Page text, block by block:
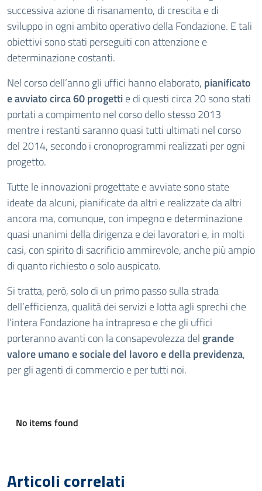
successiva azione di risanamento, di crescita e di
sviluppo in ogni ambito operativo della Fondazione. E tali
obiettivi sono stati perseguiti con attenzione e
determinazione costanti.
Nel corso dell’anno gli uffici hanno elaborato, pianificato
e avviato circa60 progettie di questi circa 20 sono stati
portati a compimento nel corso dello stesso 2013
mentre i restanti saranno quasi tutti ultimati nel corso
del 2014, secondo i cronoprogrammi realizzati per ogni
progetto.
Tutte le innovazioni progettate e avviate sono state
ideate da alcuni, pianificate da altri e realizzate da altri
ancora ma, comunque, con impegno e determinazione
quasi unanimi della dirigenza e dei lavoratori e, in molti
casi, con spirito di sacrificio ammirevole, anche più ampio
di quanto richiesto o solo auspicato.
Si tratta, però, solo di un primo passo sulla strada
dell’efficienza, qualità dei servizi e lotta agli sprechi che
l’intera Fondazione ha intrapreso e che gli uffici
porteranno avanti con la consapevolezza del grande
valore umano e sociale del lavoro e della previdenza,
per gli agenti di commercio e per tutti noi.
No items found
Articoli correlati